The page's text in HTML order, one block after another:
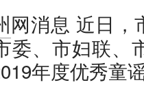
网消息 近日，
委、市妇联、
年度优秀童